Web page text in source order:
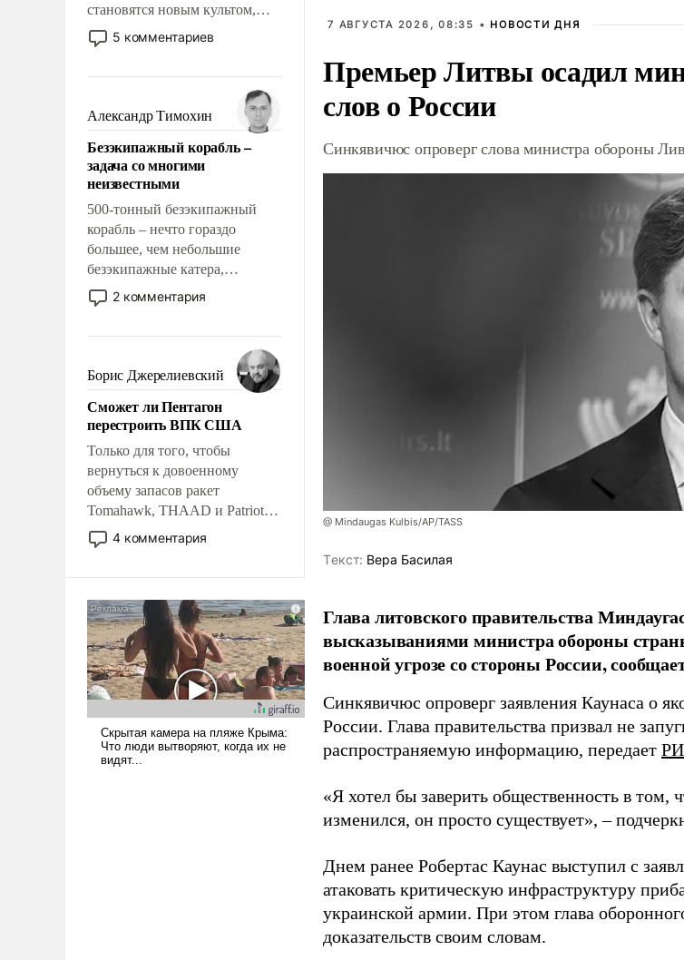
становятся новым культом,
постепенно вытесняя и
отменяя традиционное
мужественным и твердым под
ударами судьбы, брать на себя
ответственность, помогать
слабым, идти вперед и
адаптироваться.
5 комментариев
Александр Тимохин
Безэкипажный корабль –
задача со многими
неизвестными
500-тонный безэкипажный
корабль – нечто гораздо
большее, чем небольшие
безэкипажные катера,
применение которых уже
стало обыденностью. Задача по
сложна и амбициозна. Однако
и ее реализация радикально
поднимет наши боевые
возможности.
2 комментария
Борис Джерелиевский
Сможет ли Пентагон
перестроить ВПК США
Только для того, чтобы
вернуться к довоенному
объему запасов ракет
Tomahawk, THAAD и Patriot
США потребуется более трех
лет. Даже небольшая война с
Сложившаяся ситуация
означает многолетний период
уязвимости США, например,
перед Китаем.
4 комментария
7 АВГУСТА 2026, 08:35 • НОВОСТИ ДНЯ
Премьер Литвы осадил
слов о России
Синкявичюс опроверг слова министра обороны
@ Mindaugas Kulbis/AP/TASS
Tекст: Вера Басилая
Глава литовского правительства
высказываниями министра обороны
военной угрозе со стороны России,
Синкявичюс опроверг заявления Каунаса о
России. Глава правительства призвал не
распространяемую информацию, передает
«Я хотел бы заверить общественность в том,
изменился, он просто существует», –
Днем ранее Робертас Каунас выступил с
атаковать критическую инфраструктуру
украинской армии. При этом глава
доказательств своим словам.